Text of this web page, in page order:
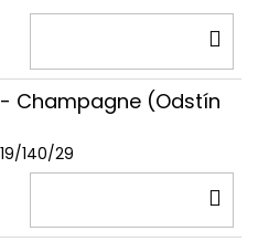
Champagne (Odstín
140/29